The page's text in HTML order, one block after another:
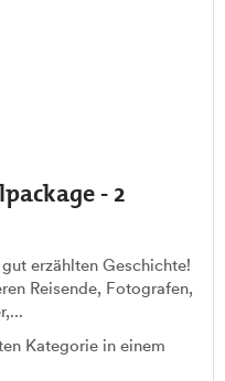
- 2
erzählten Geschichte!
Reisende, Fotografen,
Kategorie in einem